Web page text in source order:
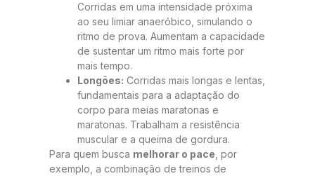
Corridas em uma intensidade próxima
ao seu limiar anaeróbico, simulando o
ritmo de prova. Aumentam a capacidade
de sustentar um ritmo mais forte por
mais tempo.
Longões: Corridas mais longas e lentas,
fundamentais para a adaptação do
corpo para meias maratonas e
maratonas. Trabalham a resistência
muscular e a queima de gordura.
Para quem busca melhorar o pace, por
exemplo, a combinação de treinos de